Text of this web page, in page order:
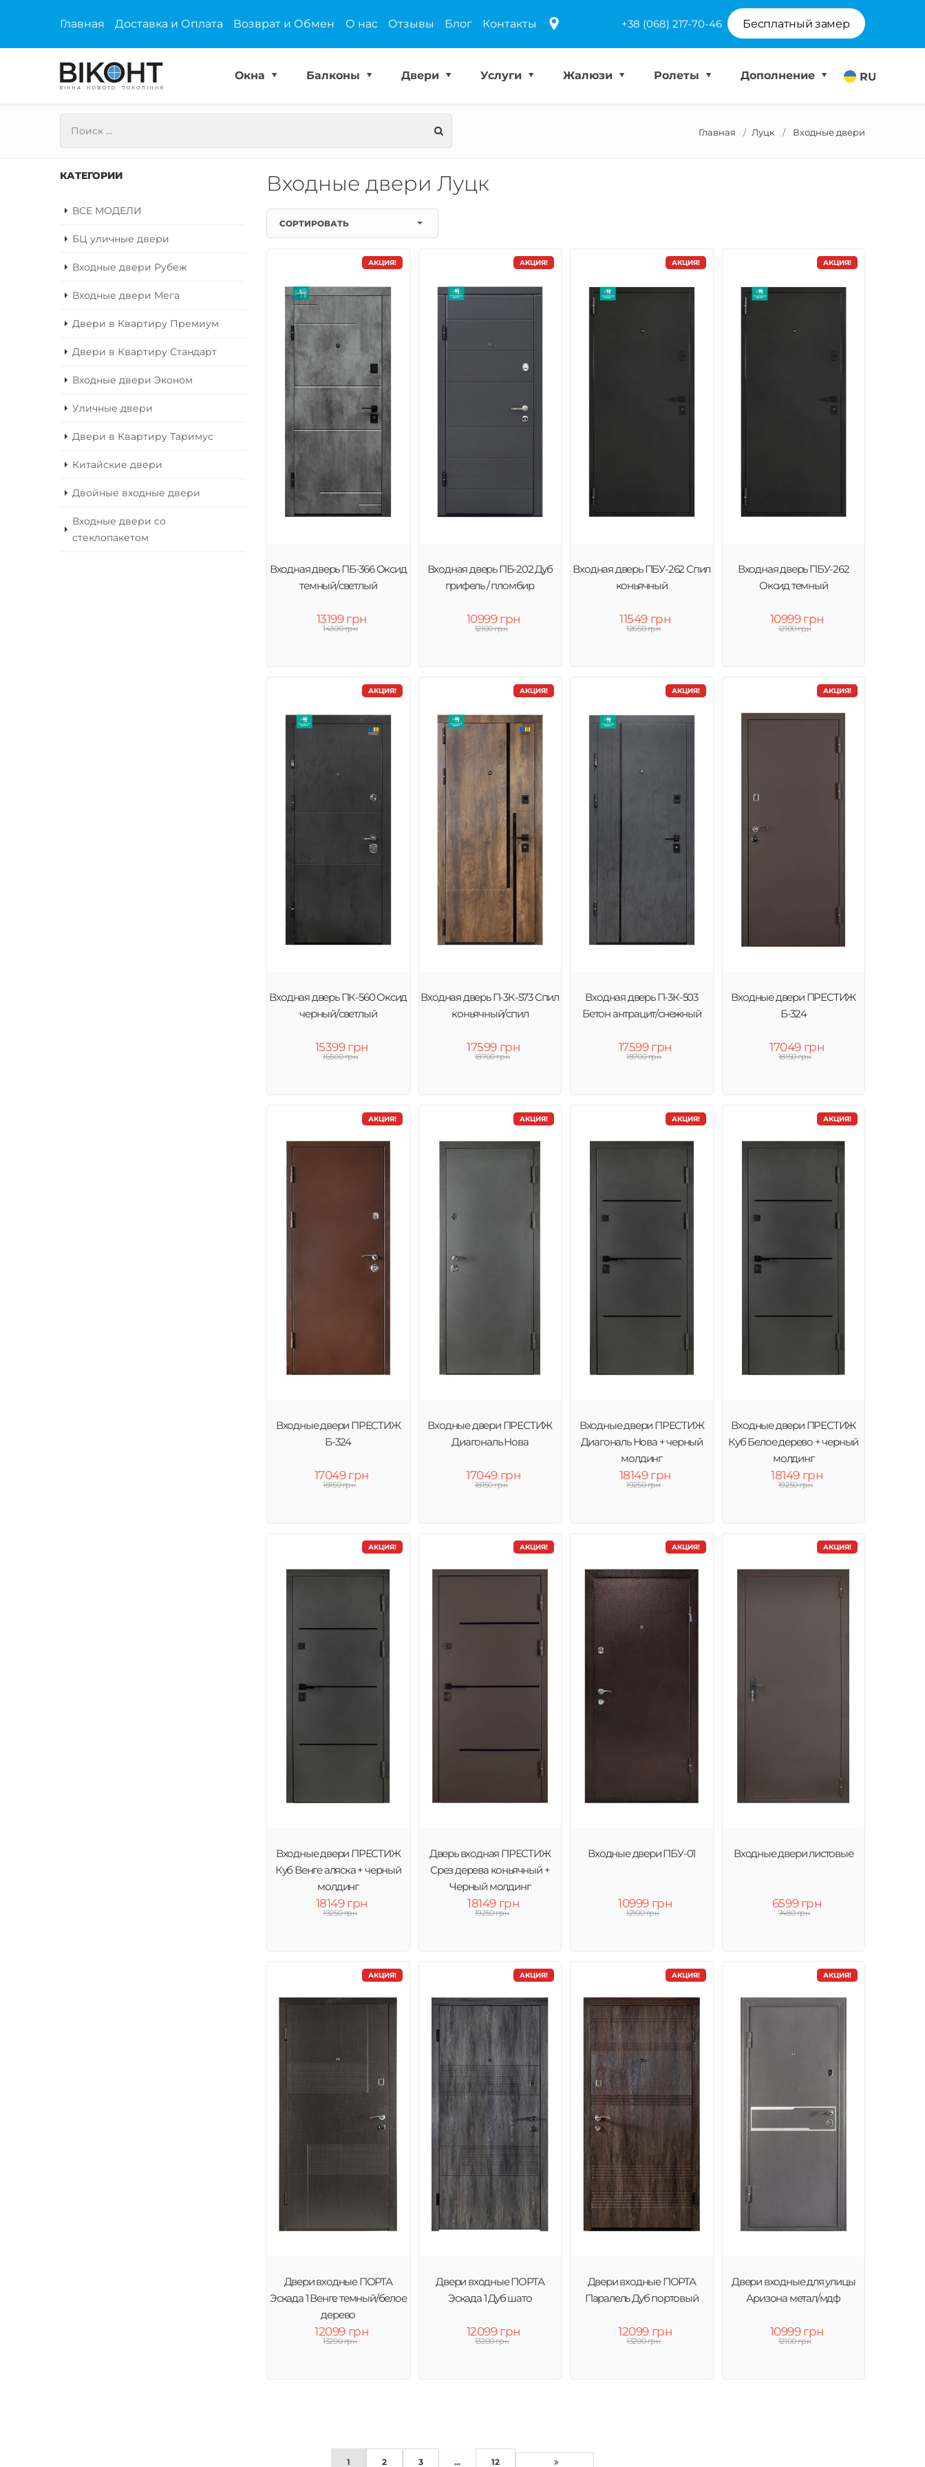
Главная Доставка и Оплата Возврат и Обмен О нас Отзывы Блог Контакты +38 (068) 217-70-46 Бесплатный замер
RU
Окна Балконы Двери Услуги Жалюзи Ролеты Дополнение
Главная Луцк Входные двери
КАТЕГОРИИ
ВСЕ МОДЕЛИ
БЦ уличные двери
Входные двери Рубеж
Входные двери Мега
Двери в Квартиру Премиум
Двери в Квартиру Стандарт
Входные двери Эконом
Уличные двери
Двери в Квартиру Таримус
Китайские двери
Двойные входные двери
Входные двери со
стеклопакетом
Входные двери Луцк
СОРТИРОВАТЬ
АКЦИЯ!
Входная дверь ПБ-366 Оксид
темный/светлый
13199 грн
14300 грн
АКЦИЯ!
Входная дверь ПБ-202 Дуб
грифель / пломбир
10999 грн
12100 грн
АКЦИЯ!
Входная дверь ПБУ-262 Спил
коньячный
11549 грн
12650 грн
АКЦИЯ!
Входная дверь ПБУ-262
Оксид темный
10999 грн
12100 грн
АКЦИЯ!
Входная дверь ПК-560 Оксид
черный/светлый
15399 грн
16500 грн
АКЦИЯ!
Входная дверь П-3К-573 Спил
коньячный/спил
17599 грн
18700 грн
АКЦИЯ!
Входная дверь П-3К-503
Бетон антрацит/снежный
17599 грн
18700 грн
АКЦИЯ!
Входные двери ПРЕСТИЖ
Б-324
17049 грн
18150 грн
АКЦИЯ!
Входные двери ПРЕСТИЖ
Б-324
17049 грн
18150 грн
АКЦИЯ!
Входные двери ПРЕСТИЖ
Диагональ Нова
17049 грн
18150 грн
АКЦИЯ!
Входные двери ПРЕСТИЖ
Диагональ Нова + черный
молдинг
18149 грн
19250 грн
АКЦИЯ!
Входные двери ПРЕСТИЖ
Куб Белое дерево + черный
молдинг
18149 грн
19250 грн
АКЦИЯ!
Входные двери ПРЕСТИЖ
Куб Венге аляска + черный
молдинг
18149 грн
19250 грн
АКЦИЯ!
Дверь входная ПРЕСТИЖ
Срез дерева коньячный +
Черный молдинг
18149 грн
19250 грн
АКЦИЯ!
Входные двери ПБУ-01
10999 грн
12100 грн
АКЦИЯ!
Входные двери листовые
6599 грн
7480 грн
АКЦИЯ!
Двери входные ПОРТА
Эскада 1 Венге темный/белое
дерево
12099 грн
13200 грн
АКЦИЯ!
Двери входные ПОРТА
Эскада 1 Дуб шато
12099 грн
13200 грн
АКЦИЯ!
Двери входные ПОРТА
Паралель Дуб портовый
12099 грн
13200 грн
АКЦИЯ!
Двери входные для улицы
Аризона метал/мдф
10999 грн
12100 грн
1 2 3 ... 12